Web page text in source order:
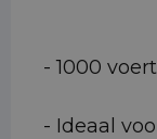
- 1000
- Ideaal